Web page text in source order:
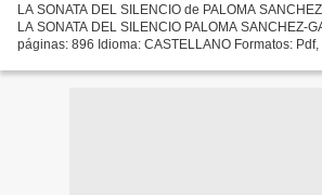
LA SONATA DEL SILENCIO de PALOMA
LA SONATA DEL SILENCIO PALOMA SANCHEZ-
páginas: 896 Idioma: CASTELLANO Formatos: Pdf,